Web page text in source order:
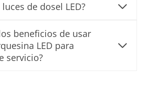
de dosel LED?
beneficios de usar
LED para
servicio?